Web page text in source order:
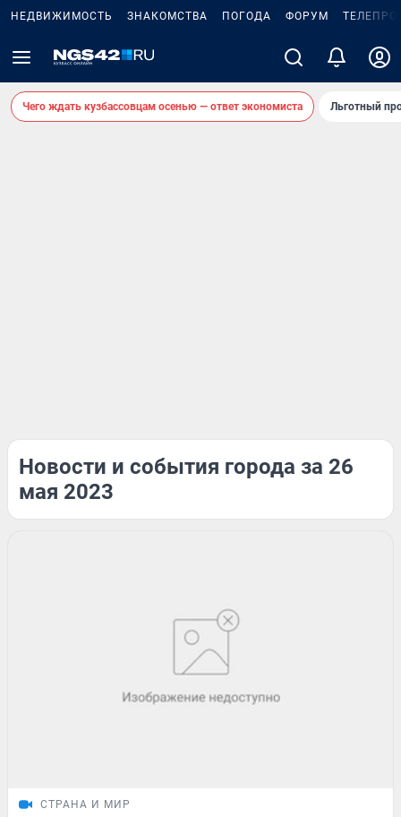
НЕДВИЖИМОСТЬ ЗНАКОМСТВА ПОГОДА ФОРУМ
Чего ждать кузбассовцам осенью — ответ экономиста Льготный
Новости и события города за 26
мая 2023
СТРАНА И МИР